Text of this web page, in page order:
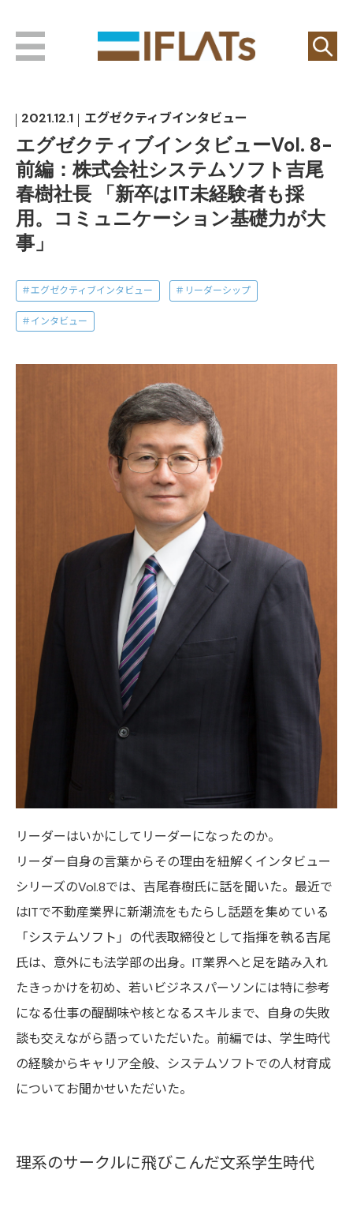
エグゼクティブインタビューVol. 8-
前編：株式会社システムソフト吉尾
春樹社長 「新卒はIT未経験者も採
用。コミュニケーション基礎力が大
事」
エグゼクティブインタビュー
2021.12.1
エグゼクティブインタビュー リーダーシップ
インタビュー
リーダーはいかにしてリーダーになったのか。
リーダー自身の言葉からその理由を紐解くインタビュー
シリーズのVol.8では、吉尾春樹氏に話を聞いた。最近で
はITで不動産業界に新潮流をもたらし話題を集めている
「システムソフト」の代表取締役として指揮を執る吉尾
氏は、意外にも法学部の出身。IT業界へと足を踏み入れ
たきっかけを初め、若いビジネスパーソンには特に参考
になる仕事の醍醐味や核となるスキルまで、自身の失敗
談も交えながら語っていただいた。前編では、学生時代
の経験からキャリア全般、システムソフトでの人材育成
についてお聞かせいただいた。
理系のサークルに飛びこんだ文系学生時代